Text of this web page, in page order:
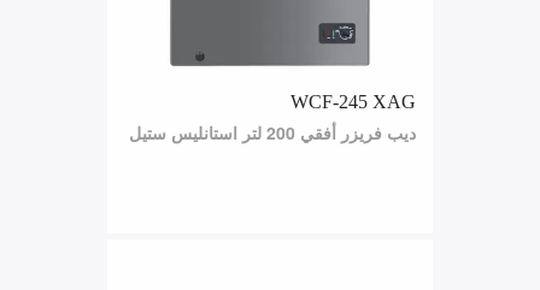
WCF-245 XAG
ديب فريزر أفقي 200 لتر استانليس ستيل